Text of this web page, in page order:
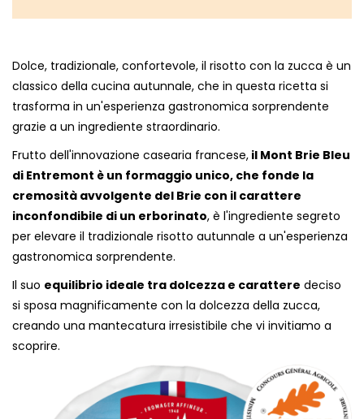
Dolce, tradizionale, confortevole, il risotto con la zucca è un
classico della cucina autunnale, che in questa ricetta si
trasforma in un'esperienza gastronomica sorprendente
grazie a un ingrediente straordinario.
Frutto dell'innovazione casearia francese, il Mont Brie Bleu
di Entremont è un formaggio unico, che fonde la
cremosità avvolgente del Brie con il carattere
inconfondibile di un erborinato, è l'ingrediente segreto
per elevare il tradizionale risotto autunnale a un'esperienza
gastronomica sorprendente.
Il suo equilibrio ideale tra dolcezza e carattere deciso
si sposa magnificamente con la dolcezza della zucca,
creando una mantecatura irresistibile che vi invitiamo a
scoprire.